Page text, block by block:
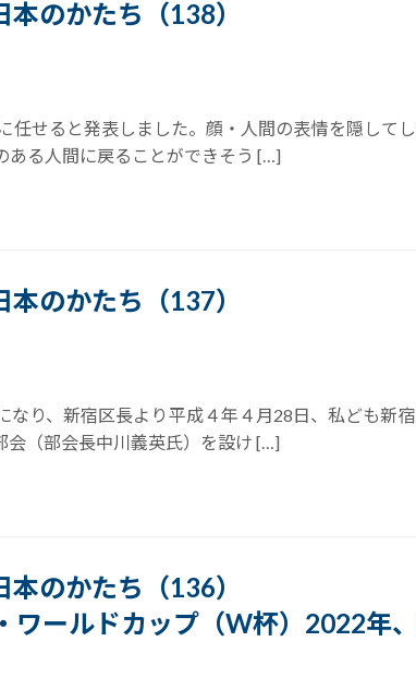
のかたち（138）
任せると発表しました。顔・人間の表情を隠して
ある人間に戻ることができそう […]
のかたち（137）
り、新宿区長より平成４年４月28日、私ども新
会（部会長中川義英氏）を設け […]
のかたち（136）
ワールドカップ（W杯）2022年